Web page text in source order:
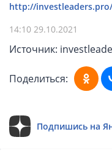
http://
14:10 29.10.2021
Источник:
Поделиться:
Подпишись на